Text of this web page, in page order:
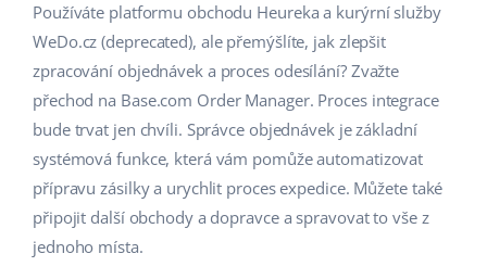
Správa přepravy
Automatizace procesů
Base Connect
AI pro e-commerce
Domov a zahrada
Výrobky pro děti
Elektronika
Automobilové díly
Supermarket
Zdraví a krása
Podpora
Akademie
Blog
Kalendář webinářů a eventů
Služby
english (US)
english (GB)
english (IN)
čeština
deutsch
Používáte platformu obchodu Heureka a kurýrní služby
WeDo.cz (deprecated), ale přemýšlíte, jak zlepšit
zpracování objednávek a proces odesílání? Zvažte
přechod na Base.com Order Manager. Proces integrace
bude trvat jen chvíli. Správce objednávek je základní
systémová funkce, která vám pomůže automatizovat
přípravu zásilky a urychlit proces expedice. Můžete také
připojit další obchody a dopravce a spravovat to vše z
jednoho místa.